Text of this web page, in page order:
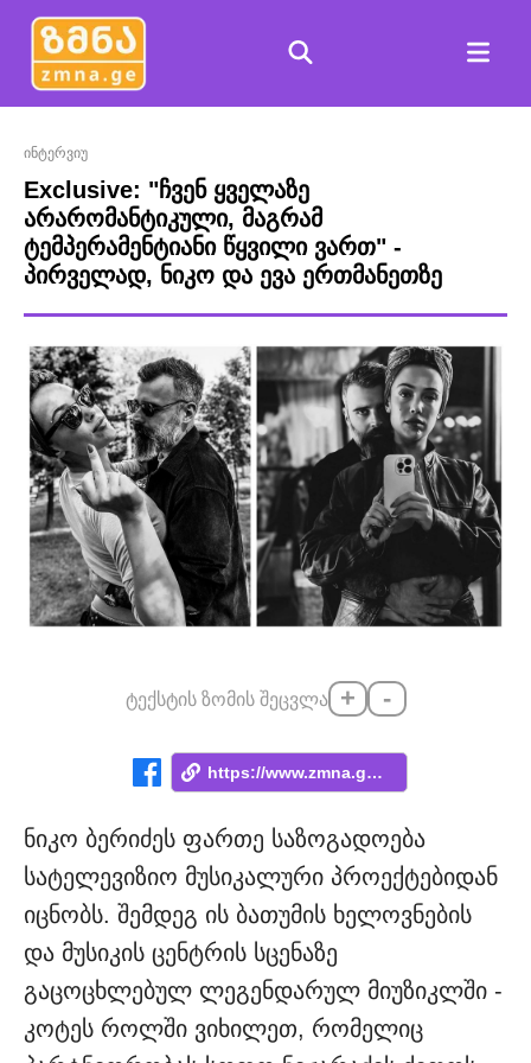
ინტერვიუ
Exclusive: "ჩვენ ყველაზე
არარომანტიკული, მაგრამ
ტემპერამენტიანი წყვილი ვართ" -
პირველად, ნიკო და ევა ერთმანეთზე
ტექსტის ზომის შეცვლა + -
https://www.zmna.ge/news/exclusive-chven...
ნიკო ბერიძეს ფართე საზოგადოება
სატელევიზიო მუსიკალური პროექტებიდან
იცნობს. შემდეგ ის ბათუმის ხელოვნების
და მუსიკის ცენტრის სცენაზე
გაცოცხლებულ ლეგენდარულ მიუზიკლში -
კოტეს როლში ვიხილეთ, რომელიც